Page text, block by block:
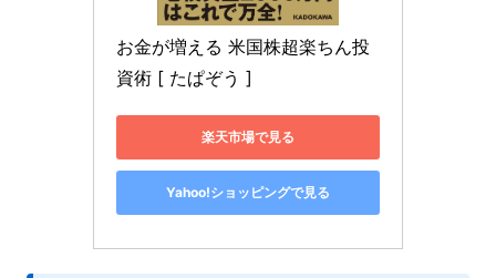
お金が増える 米国株超楽ちん投
資術 [ たぱぞう ]
楽天市場で見る
Yahoo!ショッピングで見る